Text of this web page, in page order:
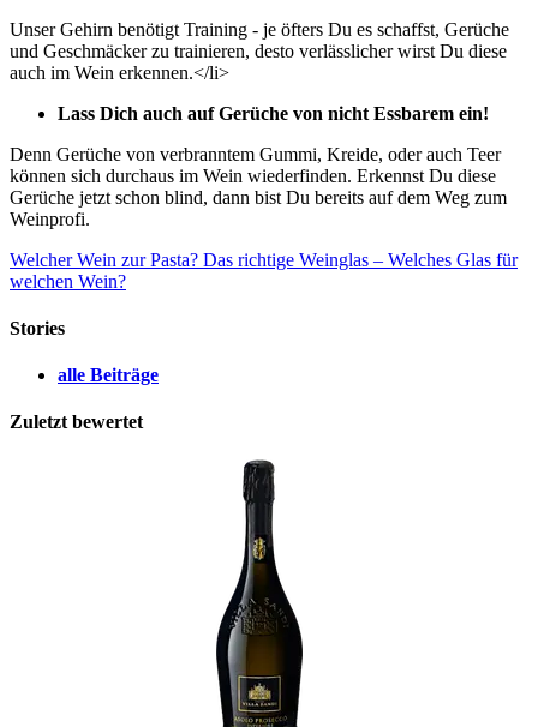
Unser Gehirn benötigt Training - je öfters Du es schaffst, Gerüche
und Geschmäcker zu trainieren, desto verlässlicher wirst Du diese
auch im Wein erkennen.</li>
Lass Dich auch auf Gerüche von nicht Essbarem ein!
Denn Gerüche von verbranntem Gummi, Kreide, oder auch Teer
können sich durchaus im Wein wiederfinden. Erkennst Du diese
Gerüche jetzt schon blind, dann bist Du bereits auf dem Weg zum
Weinprofi.
Welcher Wein zur Pasta? Das richtige Weinglas – Welches Glas für
welchen Wein?
Stories
alle Beiträge
Zuletzt bewertet